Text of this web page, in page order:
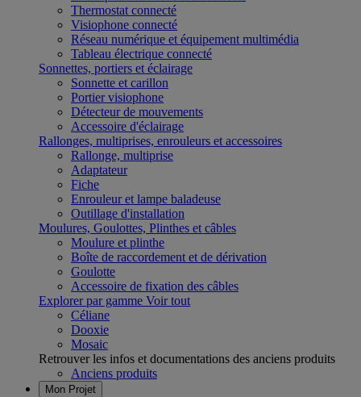
Thermostat connecté
Visiophone connecté
Réseau numérique et équipement multimédia
Tableau électrique connecté
Sonnettes, portiers et éclairage
Sonnette et carillon
Portier visiophone
Détecteur de mouvements
Accessoire d'éclairage
Rallonges, multiprises, enrouleurs et accessoires
Rallonge, multiprise
Adaptateur
Fiche
Enrouleur et lampe baladeuse
Outillage d'installation
Moulures, Goulottes, Plinthes et câbles
Moulure et plinthe
Boîte de raccordement et de dérivation
Goulotte
Accessoire de fixation des câbles
Explorer par gamme Voir tout
Céliane
Dooxie
Mosaic
Retrouver les infos et documentations des anciens produits
Anciens produits
Mon Projet